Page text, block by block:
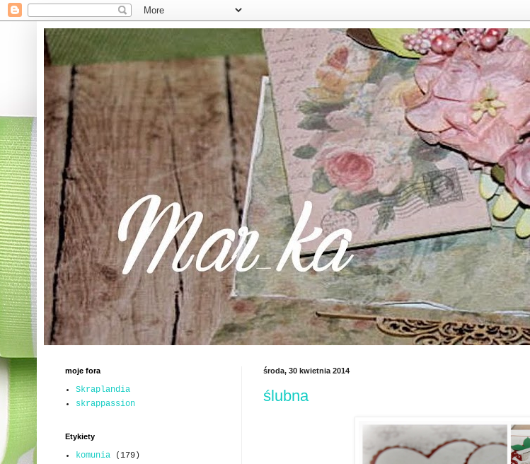
środa, 30 kwietnia 2014
ślubna
moje fora
Skraplandia
skrappassion
Etykiety
komunia
(179)